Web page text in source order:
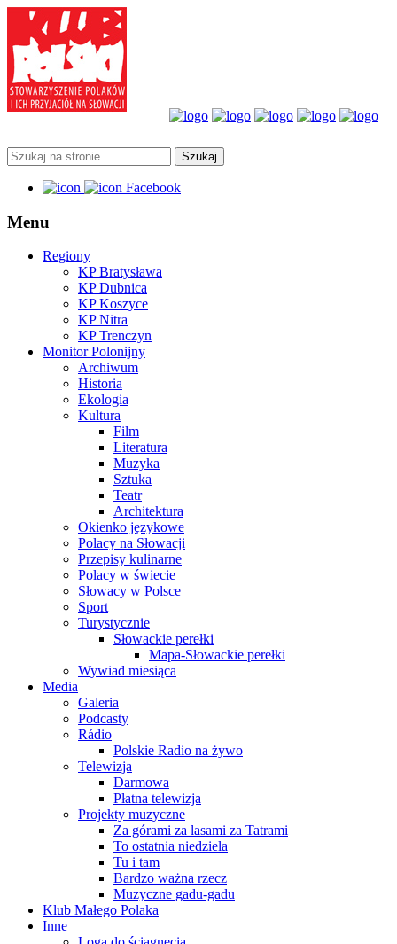
Facebook
Menu
Regiony
KP Bratysława
KP Dubnica
KP Koszyce
KP Nitra
KP Trenczyn
Monitor Polonijny
Archiwum
Historia
Ekologia
Kultura
Film
Literatura
Muzyka
Sztuka
Teatr
Architektura
Okienko językowe
Polacy na Słowacji
Przepisy kulinarne
Polacy w świecie
Słowacy w Polsce
Sport
Turystycznie
Słowackie perełki
Mapa-Słowackie perełki
Wywiad miesiąca
Media
Galeria
Podcasty
Rádio
Polskie Radio na żywo
Telewizja
Darmowa
Płatna telewizja
Projekty muzyczne
Za górami za lasami za Tatrami
To ostatnia niedziela
Tu i tam
Bardzo ważna rzecz
Muzyczne gadu-gadu
Klub Małego Polaka
Inne